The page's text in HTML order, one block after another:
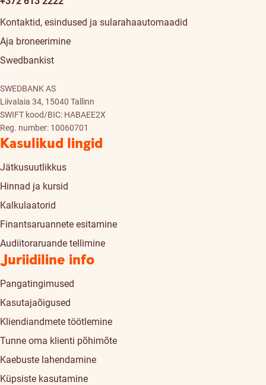
Kontaktid, esindused ja sularahaautomaadid
Aja broneerimine
Swedbankist
SWEDBANK AS
Liivalaia 34, 15040 Tallinn
SWIFT kood/BIC: HABAEE2X
Reg. number: 10060701
Kasulikud lingid
Jätkusuutlikkus
Hinnad ja kursid
Kalkulaatorid
Finantsaruannete esitamine
Audiitoraruande tellimine
Juriidiline info
Pangatingimused
Kasutajaõigused
Kliendiandmete töötlemine
Tunne oma klienti põhimõte
Kaebuste lahendamine
Küpsiste kasutamine